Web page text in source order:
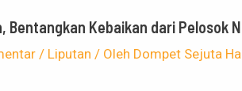
Bentangkan Kebaikan dari Pelosok
/ Liputan / Oleh Dompet Sejuta